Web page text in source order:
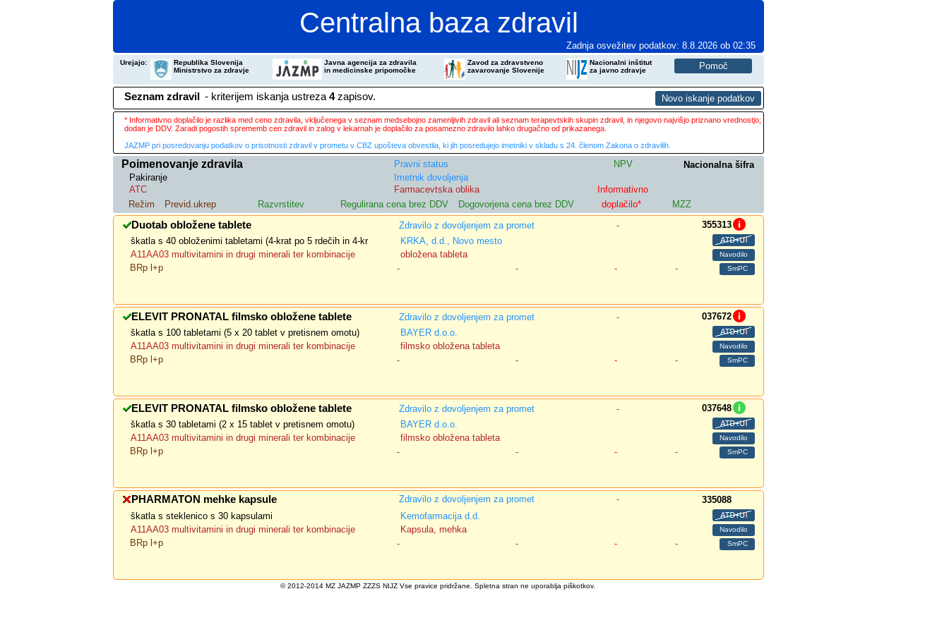
Centralna baza zdravil
Zadnja osvežitev podatkov: 8.8.2026 ob 02:35
Urejajo:
Republika Slovenija
Ministrstvo za zdravje
Javna agencija za zdravila
in medicinske pripomočke
Zavod za zdravstveno
zavarovanje Slovenije
Nacionalni inštitut
za javno zdravje
Seznam zdravil - kriterijem iskanja ustreza 4zapisov.
* Informativno doplačilo je razlika med ceno zdravila, vključenega v seznam medsebojno zamenljivih zdravil ali seznam terapevtskih skupin zdravil, in njegovo najvišjo priznano vrednostjo;
dodan je DDV. Zaradi pogostih sprememb cen zdravil in zalog v lekarnah je doplačilo za posamezno zdravilo lahko drugačno od prikazanega.
JAZMP pri posredovanju podatkov o prisotnosti zdravil v prometu v CBZ upošteva obvestila, ki jih posredujejo imetniki v skladu s 24. členom Zakona o zdravilih.
Poimenovanje zdravila Pravni status NPV
Nacionalna šifra
Pakiranje
Imetnik dovoljenja
ATC
Farmacevtska oblika
Informativno
Režim
Previd.ukrep Razvrstitev Regulirana cena brez DDV Dogovorjena cena brez DDV doplačilo* MZZ
Duotab obložene tablete Zdravilo z dovoljenjem za promet -
355313
škatla s 40 obloženimi tabletami (4-krat po 5 rdečih in 4-kr
KRKA, d.d., Novo mesto
A11AA03 multivitamini in drugi minerali ter kombinacije
obložena tableta
BRp l+p
- - - -
ELEVIT PRONATAL filmsko obložene tablete Zdravilo z dovoljenjem za promet -
037672
škatla s 100 tabletami (5 x 20 tablet v pretisnem omotu)
BAYER d.o.o.
A11AA03 multivitamini in drugi minerali ter kombinacije
filmsko obložena tableta
BRp l+p
- - - -
ELEVIT PRONATAL filmsko obložene tablete Zdravilo z dovoljenjem za promet -
037648
škatla s 30 tabletami (2 x 15 tablet v pretisnem omotu)
BAYER d.o.o.
A11AA03 multivitamini in drugi minerali ter kombinacije
filmsko obložena tableta
BRp l+p
- - - -
PHARMATON mehke kapsule Zdravilo z dovoljenjem za promet -
335088
škatla s steklenico s 30 kapsulami
Kemofarmacija d.d.
A11AA03 multivitamini in drugi minerali ter kombinacije
Kapsula, mehka
BRp l+p
- - - -
© 2012-2014 MZ JAZMP ZZZS NIJZ Vse pravice pridržane. Spletna stran ne uporablja piškotkov.